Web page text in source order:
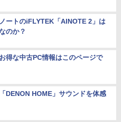
ートのiFLYTEK「AINOTE 2」は
のか？
得な中古PC情報はこのページで
DENON HOME」サウンドを体感